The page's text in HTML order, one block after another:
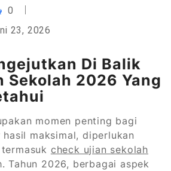
0
23, 2026
Di Balik
Sekolah 2026 Yang
momen penting bagi
maksimal, diperlukan
check ujian sekolah
Tahun 2026, berbagai aspek